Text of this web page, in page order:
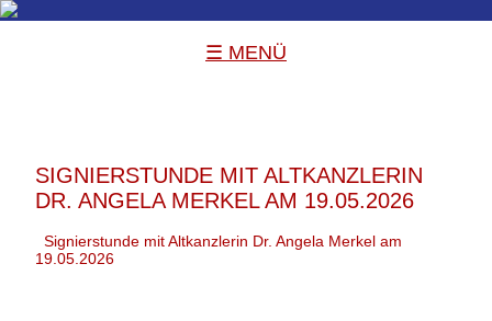
☰ MENÜ
SIGNIERSTUNDE MIT ALTKANZLERIN
DR. ANGELA MERKEL AM 19.05.2026
Signierstunde mit Altkanzlerin Dr. Angela Merkel am
19.05.2026